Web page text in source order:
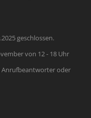
geschlossen.
von 12 - 18 Uhr
Anrufbeantworter oder